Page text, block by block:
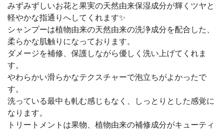
みずみずしいお花と果実の天然由来保湿成分が輝くツヤと
軽やかな指通りへしてくれます✨
シャンプーは植物由来の天然由来の洗浄成分を配合した、
柔らかな肌触りになっております。
ダメージを補修、保護しながら優しく洗い上げてくれま
す。
やわらかい滑らかなテクスチャーで泡立ちがよかったで
す。
洗っている最中も軋む感じもなく、しっとりとした感覚に
なります。
トリートメントは果物、植物由来の補修成分がキューティ